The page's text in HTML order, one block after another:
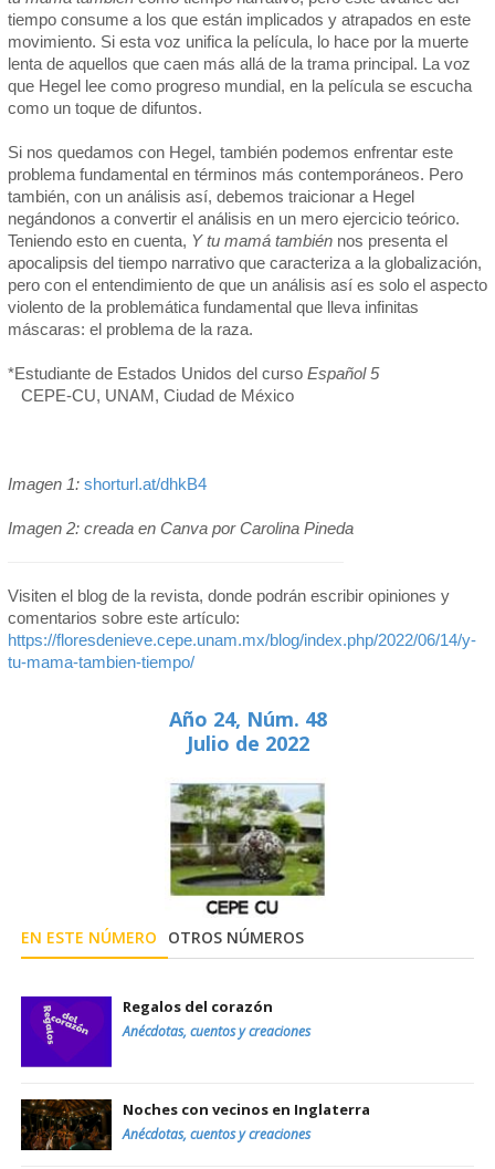
tiempo consume a los que están implicados y atrapados en este
movimiento. Si esta voz unifica la película, lo hace por la muerte
lenta de aquellos que caen más allá de la trama principal. La voz
que Hegel lee como progreso mundial, en la película se escucha
como un toque de difuntos.
Si nos quedamos con Hegel, también podemos enfrentar este
problema fundamental en términos más contemporáneos. Pero
también, con un análisis así, debemos traicionar a Hegel
negándonos a convertir el análisis en un mero ejercicio teórico.
Teniendo esto en cuenta, Y tu mamá también nos presenta el
apocalipsis del tiempo narrativo que caracteriza a la globalización,
pero con el entendimiento de que un análisis así es solo el aspecto
violento de la problemática fundamental que lleva infinitas
máscaras: el problema de la raza.
*Estudiante de Estados Unidos del curso Español 5
CEPE-CU, UNAM, Ciudad de México
Imagen 1: shorturl.at/dhkB4
Imagen 2: creada en Canva por Carolina Pineda
Visiten el blog de la revista, donde podrán escribir opiniones y
comentarios sobre este artículo:
https://floresdenieve.cepe.unam.mx/blog/index.php/2022/06/14/y-
tu-mama-tambien-tiempo/
Año 24, Núm. 48
Julio de 2022
EN ESTE NÚMERO OTROS NÚMEROS
Regalos del corazón
Anécdotas, cuentos y creaciones
Noches con vecinos en Inglaterra
Anécdotas, cuentos y creaciones